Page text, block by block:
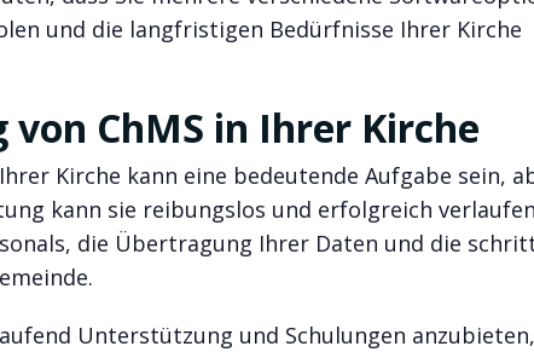
und die langfristigen Bedürfnisse Ihrer Kirche
ChMS in Ihrer Kirche
Kirche kann eine bedeutende Aufgabe sein,
kann sie reibungslos und erfolgreich
die Übertragung Ihrer Daten und die
Unterstützung und Schulungen